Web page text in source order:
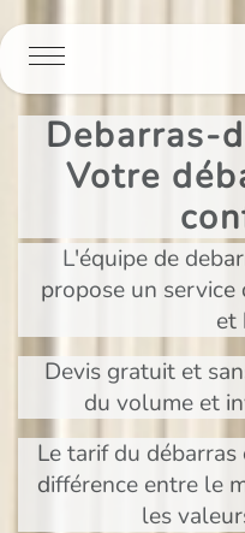
Debarras-
Votre
L'équipe de
propose un
et
Devis gratuit et
du volume et
Le tarif du
différence entre le
les